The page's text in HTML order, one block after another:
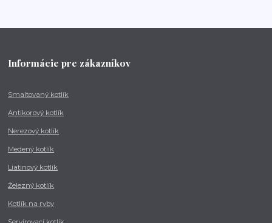
Informácie pre zákazníkov
Smaltovaný kotlík
Antikorový kotlík
Nerezový kotlík
Medený kotlík
Liatinový kotlík
Železný kotlík
Kotlík na ryby